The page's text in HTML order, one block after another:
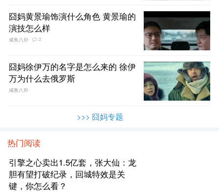
囧妈黄景瑜饰演什么角色 黄景瑜的
演技怎么样
咸鱼八卦 2
囧妈徐伊万的名字是怎么来的 徐伊
万为什么去俄罗斯
咸鱼八卦
>>> 囧妈专题
热门阅读
引擎之心卖出1.5亿套，张大仙：龙
胆有望打破纪录，回城特效是关
键，你怎么看？